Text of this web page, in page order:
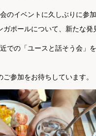
のイベントに久しぶりに
ポールについて、新たな発
での「ユースと話そう会
参加をお待ちしています。